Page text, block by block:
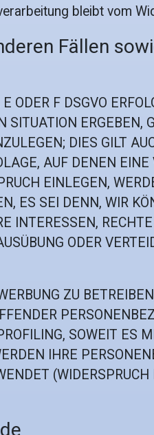
bleibt vom
Fällen
ODER F DSGVO
SITUATION ERGEBEN,
DIES GILT
AUF DENEN EINE
EINLEGEN,
ES SEI DENN, WIR
INTERESSEN,
ODER
ZU
SOWEIT ES
IHRE